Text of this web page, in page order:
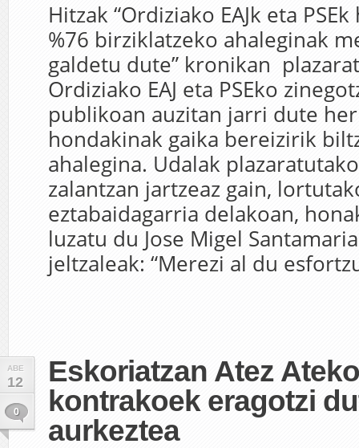
Hitzak “Ordiziako EAJk eta
%76 birziklatzeko ahaleginak
galdetu dute” kronikan
Ordiziako EAJ eta PSEko
publikoan auzitan jarri dute
hondakinak gaika bereizirik
ahalegina. Udalak
zalantzan jartzeaz gain,
eztabaidagarria delakoan,
luzatu du Jose Migel
jeltzaleak: “Merezi al du
ABE
12
0
Eskoriatzan Atez
kontrakoek eragotzi
aurkeztea